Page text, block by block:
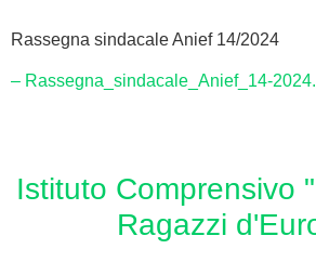
Rassegna sindacale Anief 14/2024
– Rassegna_sindacale_Anief_14-
Istituto Comprensivo
Ragazzi